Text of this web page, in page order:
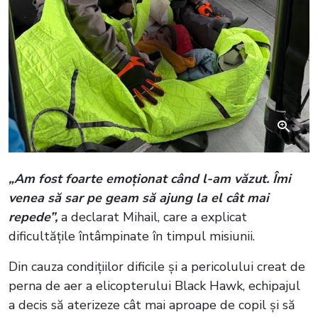
„Am fost foarte emoționat când l-am văzut. Îmi
venea să sar pe geam să ajung la el cât mai
repede”, a declarat Mihail, care a explicat
dificultățile întâmpinate în timpul misiunii.
Din cauza condițiilor dificile și a pericolului creat de
perna de aer a elicopterului Black Hawk, echipajul
a decis să aterizeze cât mai aproape de copil și să